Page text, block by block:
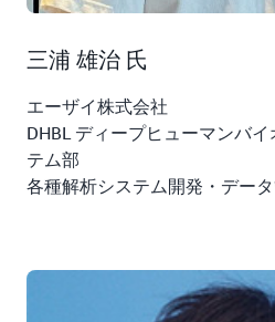
三浦 雄治 氏
エーザイ株式会社
DHBL ディープヒューマンバ
テム部
各種解析システム開発・デー